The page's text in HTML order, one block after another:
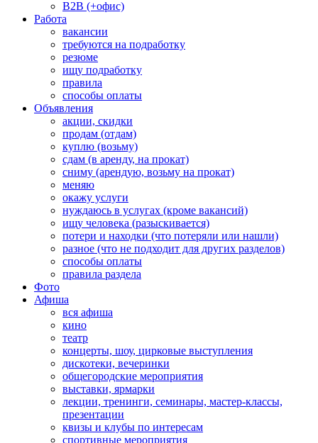
B2B (+офис)
Работа
вакансии
требуются на подработку
резюме
ищу подработку
правила
способы оплаты
Объявления
акции, скидки
продам (отдам)
куплю (возьму)
сдам (в аренду, на прокат)
сниму (арендую, возьму на прокат)
меняю
окажу услуги
нуждаюсь в услугах (кроме вакансий)
ищу человека (разыскивается)
потери и находки (что потеряли или нашли)
разное (что не подходит для других разделов)
способы оплаты
правила раздела
Фото
Афиша
вся афиша
кино
театр
концерты, шоу, цирковые выступления
дискотеки, вечеринки
общегородские мероприятия
выставки, ярмарки
лекции, тренинги, семинары, мастер-классы,
презентации
квизы и клубы по интересам
спортивные мероприятия